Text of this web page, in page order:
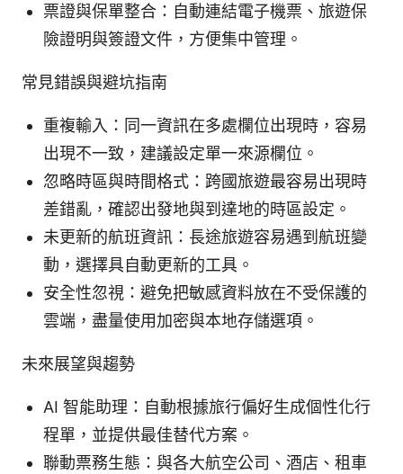
票證與保單整合：自動連結電子機票、旅遊保
險證明與簽證文件，方便集中管理。
常見錯誤與避坑指南
重複輸入：同一資訊在多處欄位出現時，容易
出現不一致，建議設定單一來源欄位。
忽略時區與時間格式：跨國旅遊最容易出現時
差錯亂，確認出發地與到達地的時區設定。
未更新的航班資訊：長途旅遊容易遇到航班變
動，選擇具自動更新的工具。
安全性忽視：避免把敏感資料放在不受保護的
雲端，盡量使用加密與本地存儲選項。
未來展望與趨勢
AI 智能助理：自動根據旅行偏好生成個性化行
程單，並提供最佳替代方案。
聯動票務生態：與各大航空公司、酒店、租車